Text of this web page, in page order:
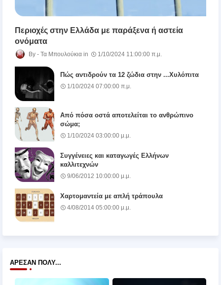
Περιοχές στην Ελλάδα με παράξενα ή αστεία
ονόματα
Τα Μπουλούκια 1/10/2024 11:00:00 π.μ.
Πώς αντιδρούν τα 12 ζώδια στην ...Χυλόπιτα
1/10/2024 07:00:00 π.μ.
Από πόσα οστά αποτελείται το ανθρώπινο
σώμα;
1/10/2024 03:00:00 μ.μ.
Συγγένειες και καταγωγές Ελλήνων
καλλιτεχνών
9/06/2012 10:00:00 μ.μ.
Χαρτομαντεία με απλή τράπουλα
4/08/2014 05:00:00 μ.μ.
ΆΡΕΣΑΝ ΠΟΛΎ...